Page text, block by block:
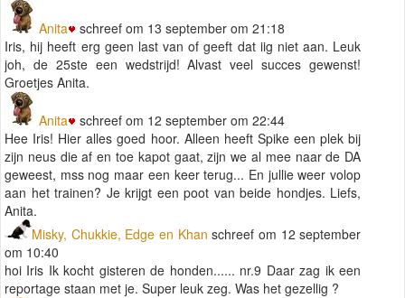
Anita
schreef om 13 september om 21:18
Iris, hij heeft erg geen last van of geeft dat iig niet aan. Leuk
joh, de 25ste een wedstrijd! Alvast veel succes gewenst!
Groetjes Anita.
Anita
schreef om 12 september om 22:44
Hee Iris! Hier alles goed hoor. Alleen heeft Spike een plek bij
zijn neus die af en toe kapot gaat, zijn we al mee naar de DA
geweest, mss nog maar een keer terug... En jullie weer volop
aan het trainen? Je krijgt een poot van beide hondjes. Liefs,
Anita.
Misky, Chukkie, Edge en Khanschreef om 12 september
om 10:40
hoi Iris Ik kocht gisteren de honden...... nr.9 Daar zag ik een
reportage staan met je. Super leuk zeg. Was het gezellig ?